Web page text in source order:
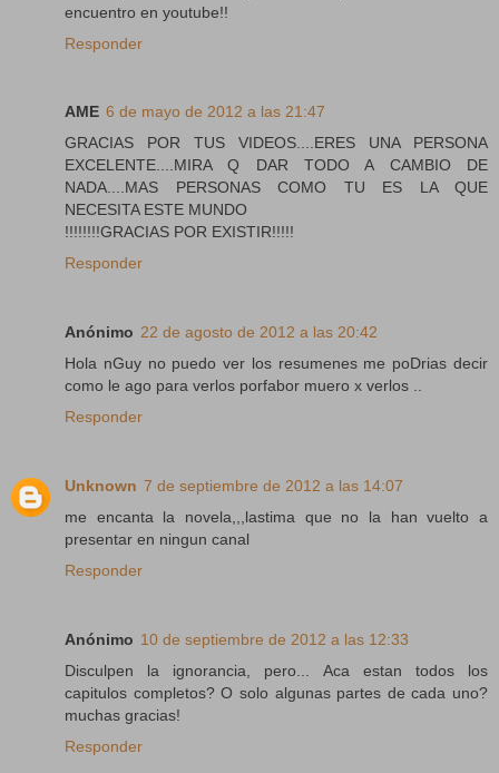
encuentro en youtube!!
Responder
AME 6 de mayo de 2012 a las 21:47
GRACIAS POR TUS VIDEOS....ERES UNA PERSONA
EXCELENTE....MIRA Q DAR TODO A CAMBIO DE
NADA....MAS PERSONAS COMO TU ES LA QUE
NECESITA ESTE MUNDO
!!!!!!!!GRACIAS POR EXISTIR!!!!!
Responder
Anónimo 22 de agosto de 2012 a las 20:42
Hola nGuy no puedo ver los resumenes me poDrias decir
como le ago para verlos porfabor muero x verlos ..
Responder
Unknown 7 de septiembre de 2012 a las 14:07
me encanta la novela,,,lastima que no la han vuelto a
presentar en ningun canal
Responder
Anónimo 10 de septiembre de 2012 a las 12:33
Disculpen la ignorancia, pero... Aca estan todos los
capitulos completos? O solo algunas partes de cada uno?
muchas gracias!
Responder